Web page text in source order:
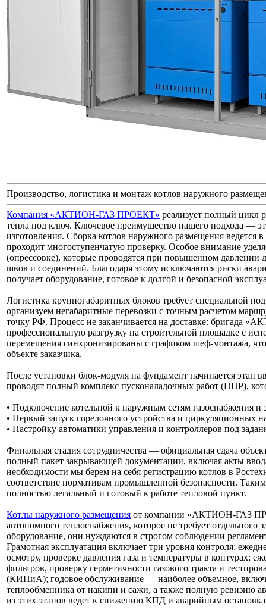
Производство, логистика и монтаж котлов наружного
Компания «АКТИОН-ГАЗ ПРОЕКТ» реализует полный цикл
тепла под ключ. Ключевое преимущество нашего подхода —
изготовления. Сборка котлов наружного размещения ведется
проходит многоступенчатую проверку. Особое внимание
(опрессовке), которые проводятся при повышенном
швов и соединений. Благодаря этому исключаются риски
получает оборудование, готовое к долгой и безопасной
Логистика крупногабаритных блоков требует специальной
организуем негабаритные перевозки с точным расчетом
точку РФ. Процесс не заканчивается на доставке: бригада
профессиональную разгрузку на строительной площадке с
перемещения синхронизированы с графиком шеф-монтажа,
объекте заказчика.
После установки блок-модуля на фундамент начинается этап
проводят полный комплекс пусконаладочных работ (ПНР),
• Подключение котельной к наружным сетям газоснабжения и
• Первый запуск горелочного устройства и циркуляционных
• Настройку автоматики управления и контроллеров под
Финальная стадия сотрудничества — официальная сдача
полный пакет закрывающей документации, включая акты
необходимости мы берем на себя регистрацию котлов в
соответствие нормативам промышленной безопасности.
полностью легальный и готовый к работе тепловой пункт.
Котлы наружного размещения от компании «АКТИОН-ГАЗ
автономного теплоснабжения, которое не требует
оборудование, они нуждаются в строгом соблюдении
Грамотная эксплуатация включает три уровня контроля:
осмотру, проверке давления газа и температуры в контурах;
фильтров, проверку герметичности газового тракта и
(КИПиА); годовое обслуживание — наиболее объемное,
теплообменника от накипи и сажи, а также полную ревизию
из этих этапов ведет к снижению КПД и аварийным